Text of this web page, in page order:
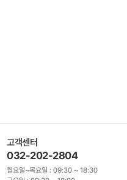
고객센터
032-202-2804
월요일~목요일 :09:30 ~ 18:30